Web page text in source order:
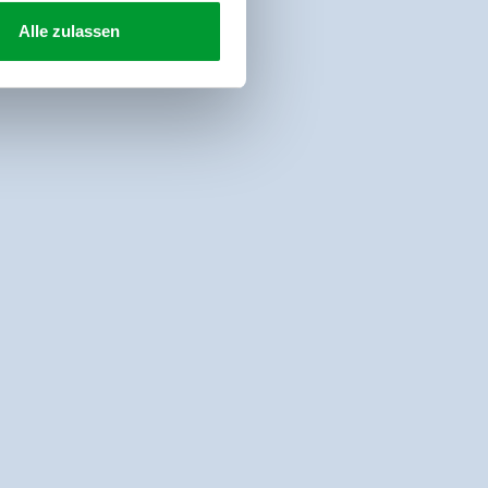
Alle zulassen